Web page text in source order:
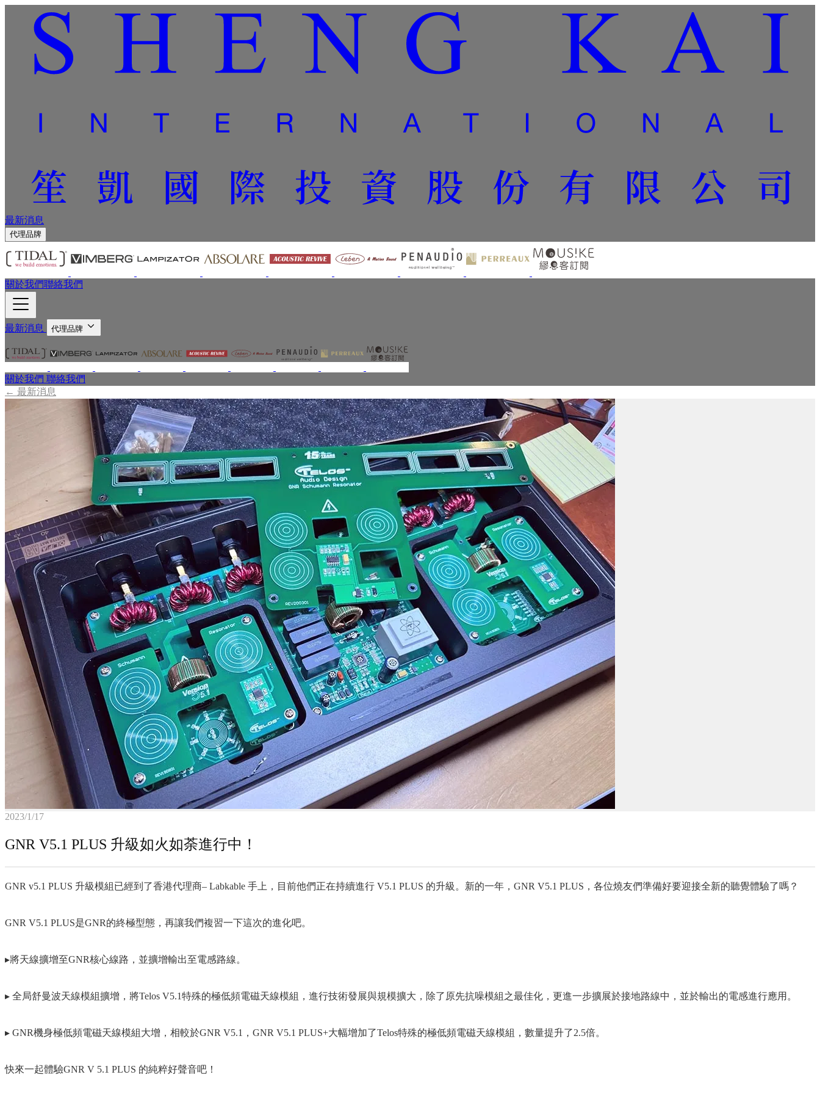
最新消息
代理品牌
關於我們聯絡我們
最新消息 代理品牌
關於我們 聯絡我們
← 最新消息
2023/1/17
GNR V5.1 PLUS 升級如火如荼進行中！
GNR v5.1 PLUS 升級模組已經到了香港代理商– Labkable 手上，目前他們正在持續進行 V5.1 PLUS 的升級。新的一年，GNR V5.1 PLUS，各位燒友們準備好要迎接全新的聽覺體驗了嗎？
GNR V5.1 PLUS是GNR的終極型態，再讓我們複習一下這次的進化吧。
▸將天線擴增至GNR核心線路，並擴增輸出至電感路線。
▸ 全局舒曼波天線模組擴增，將Telos V5.1特殊的極低頻電磁天線模組，進行技術發展與規模擴大，除了原先抗噪模組之最佳化，更進一步擴展於接地路線中，並於輸出的電感進行應用。
▸ GNR機身極低頻電磁天線模組大增，相較於GNR V5.1，GNR V5.1 PLUS+大幅增加了Telos特殊的極低頻電磁天線模組，數量提升了2.5倍。
快來一起體驗GNR V 5.1 PLUS 的純粹好聲音吧！